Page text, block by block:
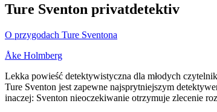
Ture Sventon privatdetektiv
O przygodach Ture Sventona
Åke Holmberg
Lekka powieść detektywistyczna dla młodych
Ture Sventon jest zapewne najsprytniejszym
inaczej: Sventon nieoczekiwanie otrzymuje zlecenie